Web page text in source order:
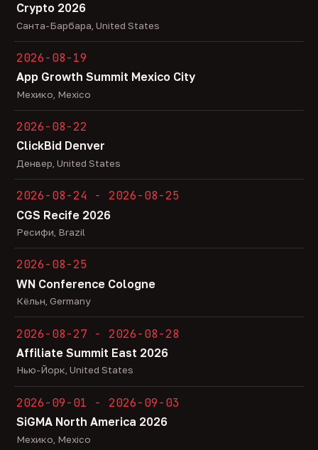
Crypto 2026
Санта-Барбара, United States
2026-08-19
App Growth Summit Mexico City
Мехико, Mexico
2026-08-22
ClickBid Denver
Денвер, United States
2026-08-24 - 2026-08-25
CGS Recife 2026
Ресифи, Brazil
2026-08-25
WN Conference Cologne
Кёльн, Germany
2026-08-27 - 2026-08-28
Affiliate Summit East 2026
Нью-Йорк, United States
2026-09-01 - 2026-09-03
SiGMA North America 2026
Мехико, Mexico